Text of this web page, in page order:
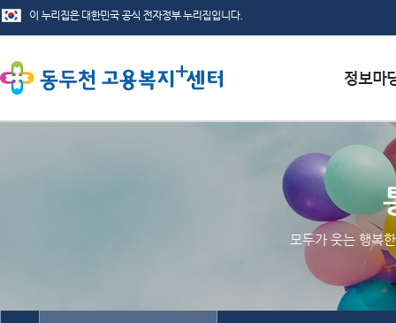
서식자료
채용정보
인재정보
관련사이
모두가 웃는 행복